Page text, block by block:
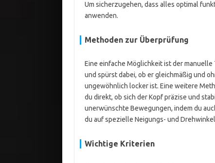
Um sicherzugehen, dass alles optimal
anwenden.
Methoden zur Überprüfung
Eine einfache Möglichkeit ist der
und spürst dabei, ob er gleichmäßig und
ungewöhnlich locker ist. Eine weitere
du direkt, ob sich der Kopf präzise und
unerwünschte Bewegungen, indem du
du auf spezielle Neigungs- und
Wichtige Kriterien